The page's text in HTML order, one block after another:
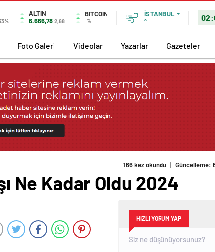
ALTIN
6.666,78 2,68
BITCOIN
%
İSTANBUL
°
Foto Galeri Videolar Yazarlar Gazeteler
166 kez okundu | Güncelleme:
Ne Kadar Oldu 2024
HIZLI YORUM YAP